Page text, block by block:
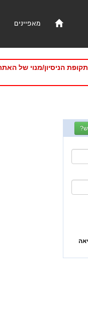
מאפיינים
תקופת הניסיון/מנוי של